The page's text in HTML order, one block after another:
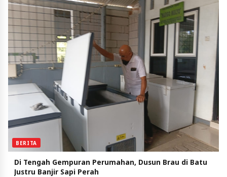
BERITA
Di Tengah Gempuran Perumahan, Dusun Brau di Batu
Justru Banjir Sapi Perah